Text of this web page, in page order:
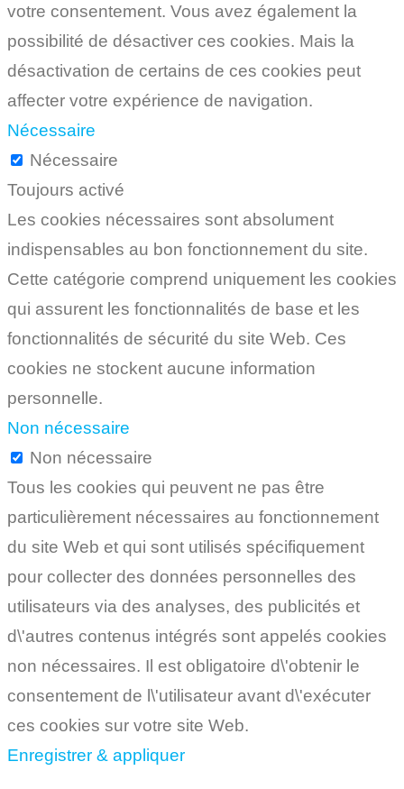
votre consentement. Vous avez également la
possibilité de désactiver ces cookies. Mais la
désactivation de certains de ces cookies peut
affecter votre expérience de navigation.
Nécessaire
Nécessaire
Toujours activé
Les cookies nécessaires sont absolument
indispensables au bon fonctionnement du site.
Cette catégorie comprend uniquement les cookies
qui assurent les fonctionnalités de base et les
fonctionnalités de sécurité du site Web. Ces
cookies ne stockent aucune information
personnelle.
Non nécessaire
Non nécessaire
Tous les cookies qui peuvent ne pas être
particulièrement nécessaires au fonctionnement
du site Web et qui sont utilisés spécifiquement
pour collecter des données personnelles des
utilisateurs via des analyses, des publicités et
d\'autres contenus intégrés sont appelés cookies
non nécessaires. Il est obligatoire d\'obtenir le
consentement de l\'utilisateur avant d\'exécuter
ces cookies sur votre site Web.
Enregistrer & appliquer